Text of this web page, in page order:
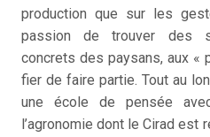
production que sur les
passion de trouver des
concrets des paysans, aux
fier de faire partie. Tout au
une école de pensée
l’agronomie dont le Cirad est